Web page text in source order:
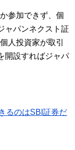
参加できず、個
ャパンネクスト証
人投資家が取引
開設すればジャパ
るのはSBI証券だ